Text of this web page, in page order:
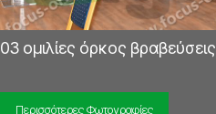
03 ομιλίες όρκος βραβεύσεις
Περισσότερες Φωτογραφίες